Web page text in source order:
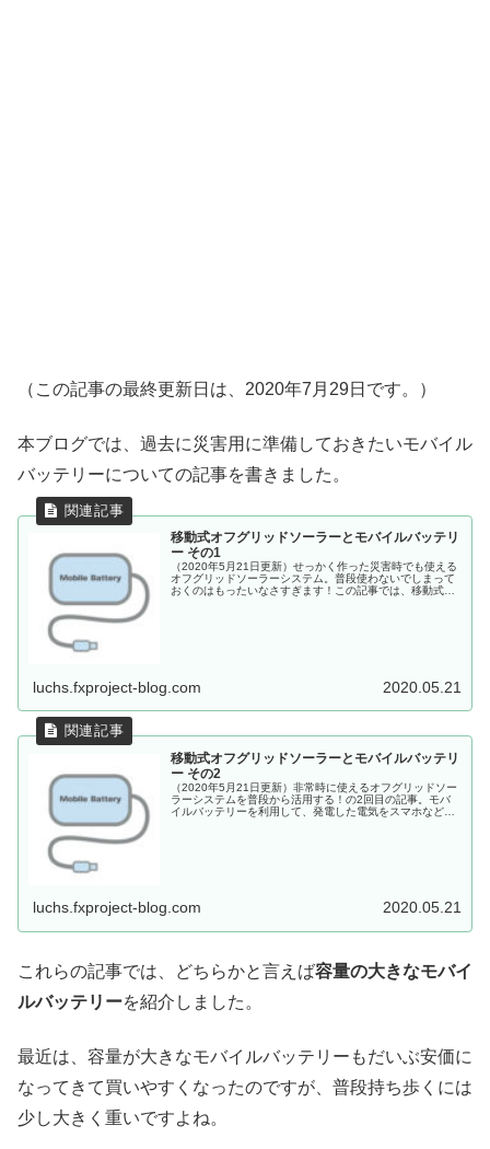
（この記事の最終更新日は、2020年7月29日です。）
本ブログでは、過去に災害用に準備しておきたいモバイル
バッテリーについての記事を書きました。
移動式オフグリッドソーラーとモバイルバッテリ
ー その1
（2020年5月21日更新）せっかく作った災害時でも使える
オフグリッドソーラーシステム。普段使わないでしまって
おくのはもったいなさすぎます！この記事では、移動式の
luchs.fxproject-blog.com 2020.05.21
移動式オフグリッドソーラーとモバイルバッテリ
ー その2
（2020年5月21日更新）非常時に使えるオフグリッドソー
ラーシステムを普段から活用する！の2回目の記事。モバ
イルバッテリーを利用して、発電した電気をスマホなどの
luchs.fxproject-blog.com 2020.05.21
これらの記事では、どちらかと言えば容量の大きなモバイ
ルバッテリーを紹介しました。
最近は、容量が大きなモバイルバッテリーもだいぶ安価に
なってきて買いやすくなったのですが、普段持ち歩くには
少し大きく重いですよね。